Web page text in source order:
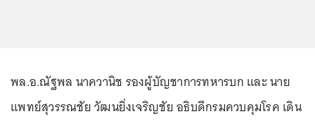
พล.อ.ณัฐพล นาควานิช รองผู้บัญชาการทหารบก และ นาย
แพทย์สุวรรณชัย วัฒนยิ่งเจริญชัย อธิบดีกรมควบคุมโรค เดิน